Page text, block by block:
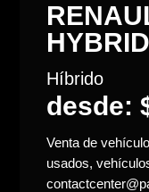
Híbrido
desde:
Venta de
usados,